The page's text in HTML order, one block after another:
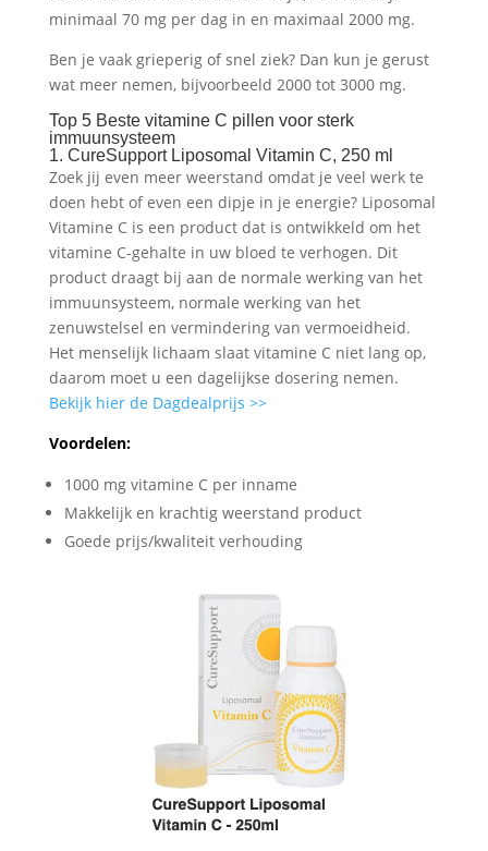
minimaal 70 mg per dag in en maximaal 2000 mg.
Ben je vaak grieperig of snel ziek? Dan kun je gerust
wat meer nemen, bijvoorbeeld 2000 tot 3000 mg.
Top 5 Beste vitamine C pillen voor sterk
immuunsysteem
1. CureSupport Liposomal Vitamin C, 250 ml
Zoek jij even meer weerstand omdat je veel werk te
doen hebt of even een dipje in je energie? Liposomal
Vitamine C is een product dat is ontwikkeld om het
vitamine C-gehalte in uw bloed te verhogen. Dit
product draagt bij aan de normale werking van het
immuunsysteem, normale werking van het
zenuwstelsel en vermindering van vermoeidheid.
Het menselijk lichaam slaat vitamine C niet lang op,
daarom moet u een dagelijkse dosering nemen.
Bekijk hier de Dagdealprijs >>
Voordelen:
1000 mg vitamine C per inname
Makkelijk en krachtig weerstand product
Goede prijs/kwaliteit verhouding